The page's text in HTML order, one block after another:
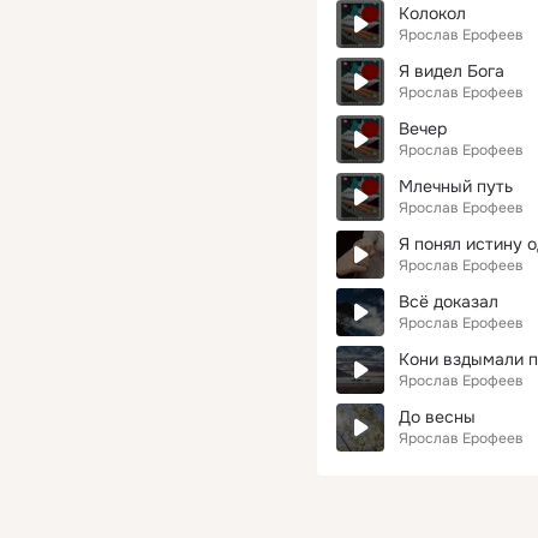
Колокол
Ярослав Ерофеев
Я видел Бога
Ярослав Ерофеев
Вечер
Ярослав Ерофеев
Млечный путь
Ярослав Ерофеев
Я понял истину
Ярослав Ерофеев
Всё доказал
Ярослав Ерофеев
Кони вздымали
Ярослав Ерофеев
До весны
Ярослав Ерофеев